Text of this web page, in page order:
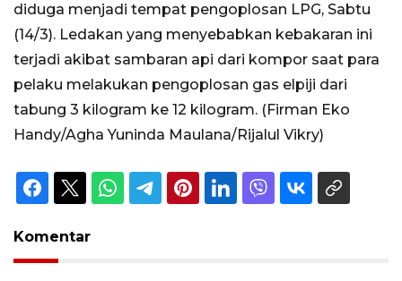
diduga menjadi tempat pengoplosan LPG, Sabtu
(14/3). Ledakan yang menyebabkan kebakaran ini
terjadi akibat sambaran api dari kompor saat para
pelaku melakukan pengoplosan gas elpiji dari
tabung 3 kilogram ke 12 kilogram. (Firman Eko
Handy/Agha Yuninda Maulana/Rijalul Vikry)
Komentar